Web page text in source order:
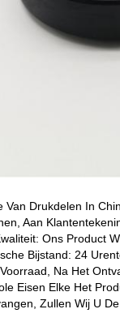
Drukdelen In
Aan
Ons Product
Bijstand: 24
Na Het
Eisen Elke Het
Zullen Wij U